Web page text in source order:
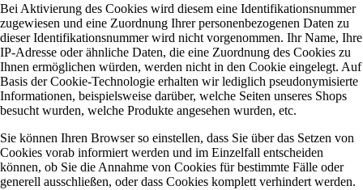
Bei Aktivierung des Cookies wird diesem eine Identifikationsnummer
zugewiesen und eine Zuordnung Ihrer personenbezogenen Daten zu
dieser Identifikationsnummer wird nicht vorgenommen. Ihr Name, Ihre
IP-Adresse oder ähnliche Daten, die eine Zuordnung des Cookies zu
Ihnen ermöglichen würden, werden nicht in den Cookie eingelegt. Auf
Basis der Cookie-Technologie erhalten wir lediglich pseudonymisierte
Informationen, beispielsweise darüber, welche Seiten unseres Shops
besucht wurden, welche Produkte angesehen wurden, etc.
Sie können Ihren Browser so einstellen, dass Sie über das Setzen von
Cookies vorab informiert werden und im Einzelfall entscheiden
können, ob Sie die Annahme von Cookies für bestimmte Fälle oder
generell ausschließen, oder dass Cookies komplett verhindert werden.